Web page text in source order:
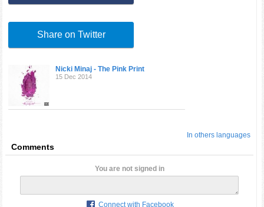
Share on Twitter
Nicki Minaj - The Pink Print
15 Dec 2014
In others languages
Comments
You are not signed in
Connect with Facebook